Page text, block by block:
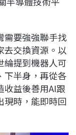
需要強強聯手找
去交換資源。以
綸提到機器人可
下半身，再從各
收益後善用AI跟
現時，能即時回